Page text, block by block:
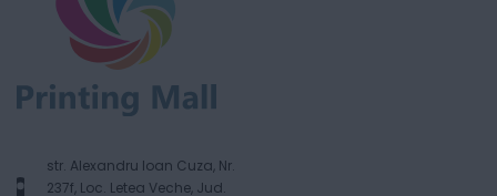
str. Alexandru Ioan Cuza, Nr.
237f, Loc. Letea Veche, Jud.